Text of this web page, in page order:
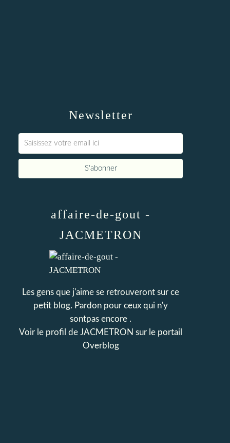
Newsletter
affaire-de-gout -
JACMETRON
Les gens que j'aime se retrouveront sur ce
petit blog. Pardon pour ceux qui n'y
sontpas encore .
Voir le profil de JACMETRON sur le portail
Overblog